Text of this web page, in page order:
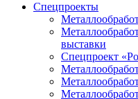
Спецпроекты
выставки
Спецпроект